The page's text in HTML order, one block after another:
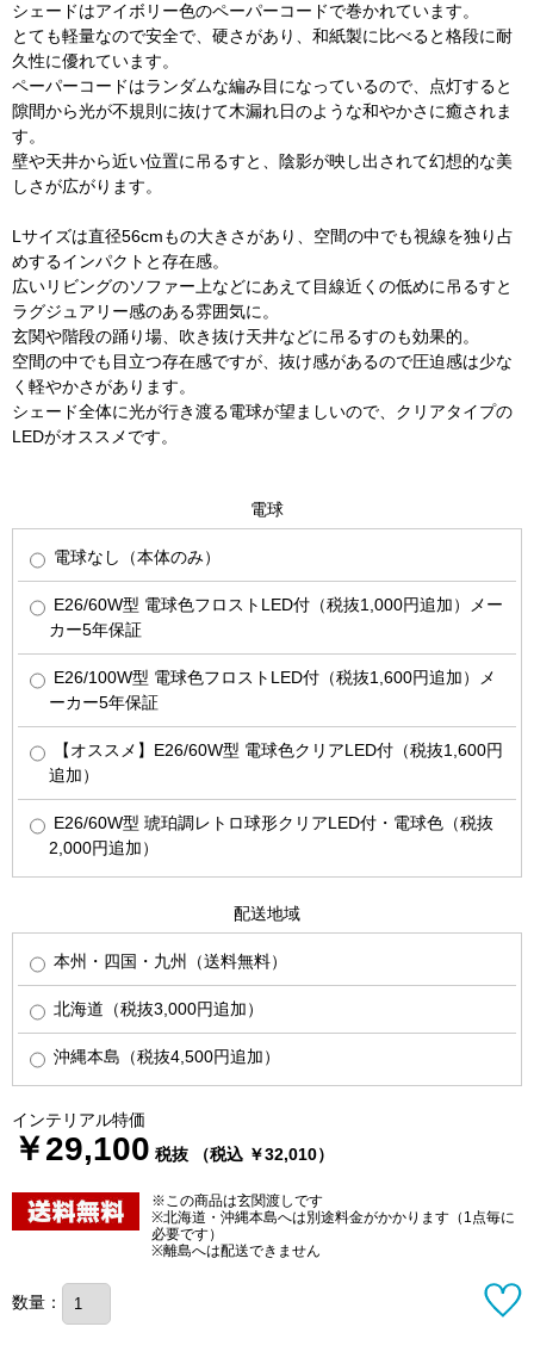
シェードはアイボリー色のペーパーコードで巻かれています。
とても軽量なので安全で、硬さがあり、和紙製に比べると格段に耐
久性に優れています。
ペーパーコードはランダムな編み目になっているので、点灯すると
隙間から光が不規則に抜けて木漏れ日のような和やかさに癒されま
す。
壁や天井から近い位置に吊るすと、陰影が映し出されて幻想的な美
しさが広がります。
Lサイズは直径56cmもの大きさがあり、空間の中でも視線を独り占
めするインパクトと存在感。
広いリビングのソファー上などにあえて目線近くの低めに吊るすと
ラグジュアリー感のある雰囲気に。
玄関や階段の踊り場、吹き抜け天井などに吊るすのも効果的。
空間の中でも目立つ存在感ですが、抜け感があるので圧迫感は少な
く軽やかさがあります。
シェード全体に光が行き渡る電球が望ましいので、クリアタイプの
LEDがオススメです。
電球
電球なし（本体のみ）
E26/60W型 電球色フロストLED付（税抜1,000円追加）メー
カー5年保証
E26/100W型 電球色フロストLED付（税抜1,600円追加）メ
ーカー5年保証
【オススメ】E26/60W型 電球色クリアLED付（税抜1,600円
追加）
E26/60W型 琥珀調レトロ球形クリアLED付・電球色（税抜
2,000円追加）
配送地域
本州・四国・九州（送料無料）
北海道（税抜3,000円追加）
沖縄本島（税抜4,500円追加）
インテリアル特価
￥29,100 税抜 （税込 ￥32,010）
※この商品は玄関渡しです
※北海道・沖縄本島へは別途料金がかかります（1点毎に
必要です）
※離島へは配送できません
数量：